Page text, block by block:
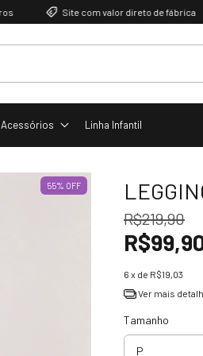
Site com valor direto de fábrica
Acessórios Linha Infantil
55% OFF
R$219,90
6 x de R$19,03
Ver mais
Tamanho